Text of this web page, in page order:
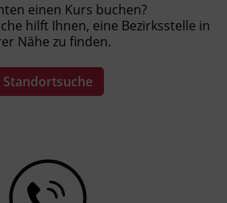
einen Kurs buchen?
hilft Ihnen, eine Bezirksstelle in
Nähe zu finden.
Standortsuche